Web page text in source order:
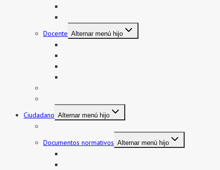
Docente Alternar menú hijo
Ciudadano Alternar menú hijo
Documentos normativos Alternar menú hijo